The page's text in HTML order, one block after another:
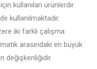
kullanılan ürünlerdir.
kullanılmaktadır.
iki farklı çalışma
arasındaki en büyük
değişkenliğidir.